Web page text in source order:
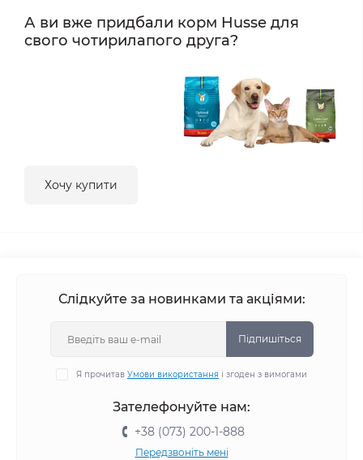
А ви вже придбали корм Husse для
свого чотирилапого друга?
Хочу купити
Слідкуйте за новинками та акціями:
Підпишіться
Я прочитав Умови використання і згоден з вимогами
Зателефонуйте нам:
+38 (073) 200-1-888
Передзвоніть мені